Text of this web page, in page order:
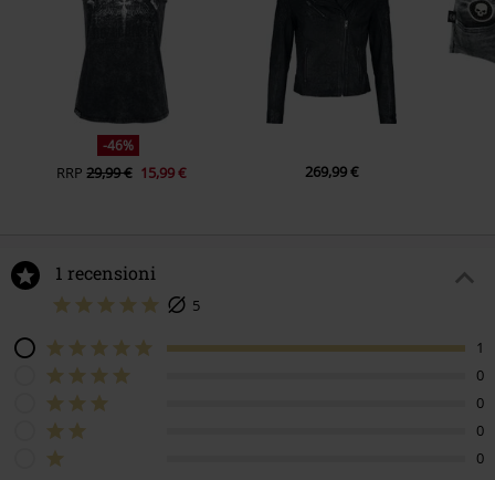
-46%
RRP 29,99 € 15,99 € 269,99 €
1 recensioni
5
1
0
0
0
0